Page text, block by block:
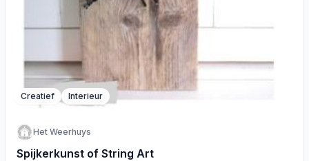
Creatief Interieur
Het Weerhuys
Spijkerkunst of String Art